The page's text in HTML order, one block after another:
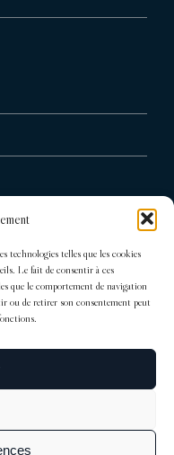
technologies telles que les cookies
Le fait de consentir à ces
que le comportement de navigation
ou de retirer son consentement peut
Poincaré
07 40